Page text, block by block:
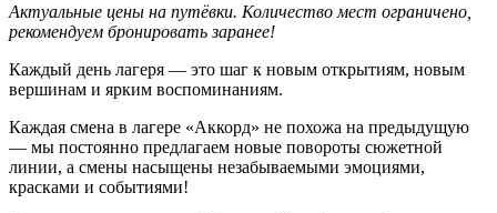
Актуальные цены на путёвки. Количество мест ограничено,
рекомендуем бронировать заранее!
Каждый день лагеря — это шаг к новым открытиям, новым
вершинам и ярким воспоминаниям.
Каждая смена в лагере «Аккорд» не похожа на предыдущую
— мы постоянно предлагаем новые повороты сюжетной
линии, а смены насыщены незабываемыми эмоциями,
красками и событиями!